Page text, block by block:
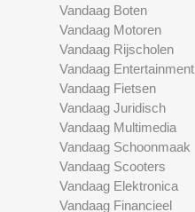
Vandaag Boten
Vandaag Motoren
Vandaag Rijscholen
Vandaag Entertainment
Vandaag Fietsen
Vandaag Juridisch
Vandaag Multimedia
Vandaag Schoonmaak
Vandaag Scooters
Vandaag Elektronica
Vandaag Financieel